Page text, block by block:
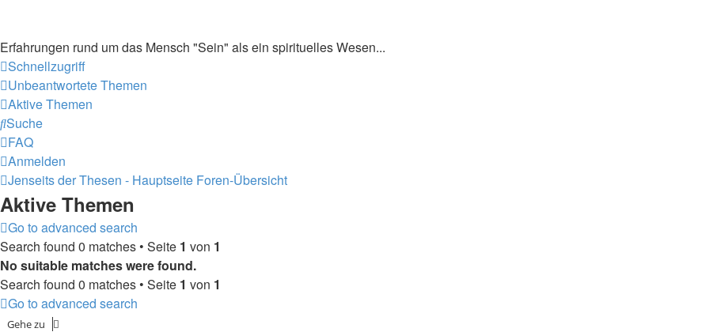
Erfahrungen rund um das Mensch "Sein" als ein spirituelles Wesen...
Schnellzugriff
Unbeantwortete Themen
Aktive Themen
Suche
FAQ
Anmelden
Jenseits der Thesen - Hauptseite Foren-Übersicht
Aktive Themen
Go to advanced search
Search found 0 matches • Seite 1 von 1
No suitable matches were found.
Search found 0 matches • Seite 1 von 1
Go to advanced search
Gehe zu